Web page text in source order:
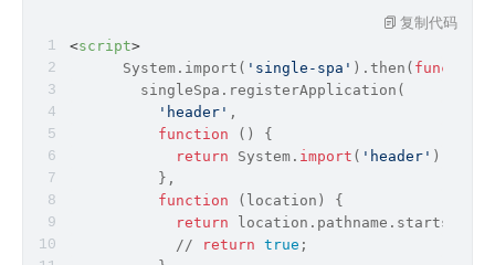
<script>
      System.import(
'single-spa' ).then( function
        singleSpa.registerApplication(
'header' ,
function ( ) {
return System. import ( 'header' );
          },
function ( location ) {
return location.pathname.startsWith(
// return true ;
复制代码